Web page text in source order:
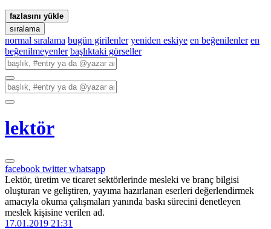
fazlasını yükle
sıralama
normal sıralama bugün girilenler yeniden eskiye en beğenilenler en
beğenilmeyenler başlıktaki görseller
lektör
facebook twitterwhatsapp
Lektör, üretim ve ticaret sektörlerinde mesleki ve branç bilgisi
oluşturan ve geliştiren, yayıma hazırlanan eserleri değerlendirmek
amacıyla okuma çalışmaları yanında baskı sürecini denetleyen
meslek kişisine verilen ad.
17.01.2019 21:31